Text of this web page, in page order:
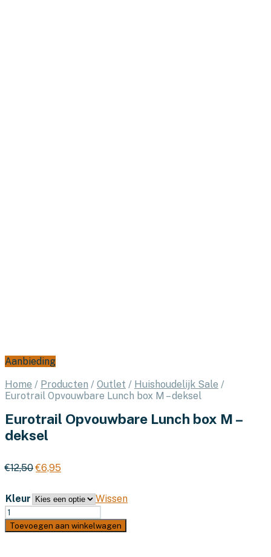
Aanbieding
Home / Producten / Outlet / Huishoudelijk Sale /
Eurotrail Opvouwbare Lunch box M – deksel
Eurotrail Opvouwbare Lunch box M –
deksel
€12,50Oorspronkelijke
€12,50.
€6,95
€6,95.
Kleur
Wissen
Eurotrail
Opvouwbare
Lunch
Toevoegen aan winkelwagen